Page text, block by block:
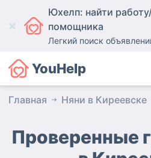
Юхелп: найти
помощника
Легкий поиск
YouHelp
Главная Няни в Киреевске
Проверенные